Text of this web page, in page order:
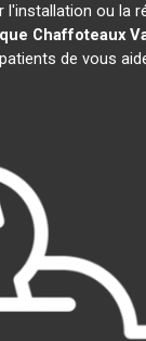
l'installation ou la
Chaffoteaux
de vous